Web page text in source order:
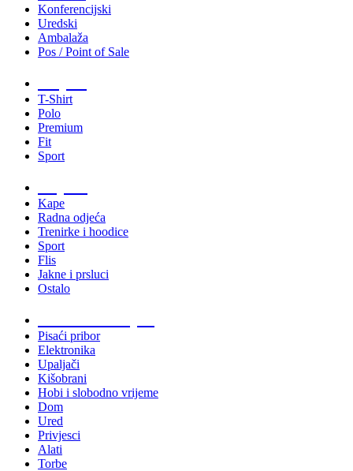
Konferencijski
Uredski
Ambalaža
Pos / Point of Sale
T-Shirt
Polo
Premium
Fit
Sport
Kape
Radna odjeća
Trenirke i hoodice
Sport
Flis
Jakne i prsluci
Ostalo
Pisaći pribor
Elektronika
Upaljači
Kišobrani
Hobi i slobodno vrijeme
Dom
Ured
Privjesci
Alati
Torbe